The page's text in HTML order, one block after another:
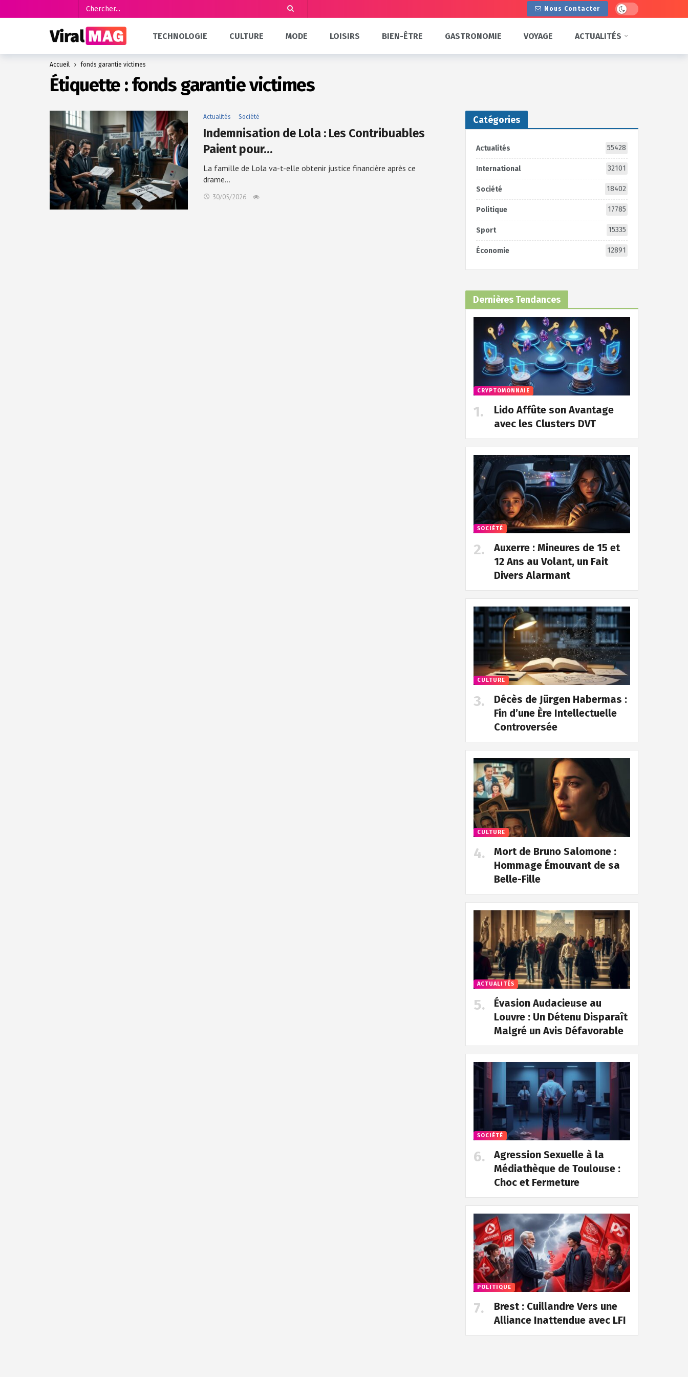
Nous Contacter Dark mode
TECHNOLOGIE CULTURE MODE LOISIRS BIEN-ÊTRE GASTRONOMIE VOYAGE ACTUALITÉS
Accueil fonds garantie victimes
Étiquette :fonds garantie victimes
Actualités Société
Indemnisation de Lola : Les Contribuables
Paient pour…
La famille de Lola va-t-elle obtenir justice financière après ce
drame…
30/05/2026
Catégories
Actualités 55428
International 32101
Société 18402
Politique 17785
Sport 15335
Économie 12891
Dernières Tendances
CRYPTOMONNAIE
Lido Affûte son Avantage
avec les Clusters DVT
SOCIÉTÉ
Auxerre : Mineures de 15 et
12 Ans au Volant, un Fait
Divers Alarmant
CULTURE
Décès de Jürgen Habermas :
Fin d’une Ère Intellectuelle
Controversée
CULTURE
Mort de Bruno Salomone :
Hommage Émouvant de sa
Belle-Fille
ACTUALITÉS
Évasion Audacieuse au
Louvre : Un Détenu Disparaît
Malgré un Avis Défavorable
SOCIÉTÉ
Agression Sexuelle à la
Médiathèque de Toulouse :
Choc et Fermeture
POLITIQUE
Brest : Cuillandre Vers une
Alliance Inattendue avec LFI